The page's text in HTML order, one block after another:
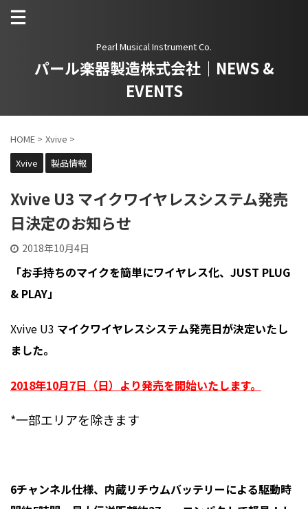
Pearl Musical Instrument Co.
パール楽器製造株式会社｜NEWS &
EVENTS
HOME > Xvive >
Xvive
製品情報
Xvive U3 マイクワイヤレスシステム発売
日決定のお知らせ
2018年10月4日
「お手持ちのマイクを簡単にワイヤレス化、JUST PLUG
& PLAY」
Xvive U3 マイクワイヤレスシステム発売日が決定いたし
ました。
2018年10月7日（日）より発売を開始いたします。
*一部エリアを除きます
6チャンネル仕様、内蔵リチウムバッテリーによる駆動時